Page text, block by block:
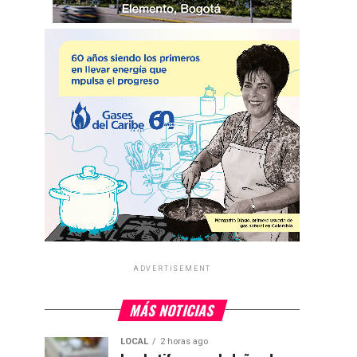
ADVERTISEMENT
MÁS NOTICIAS
LOCAL 2 horas ago